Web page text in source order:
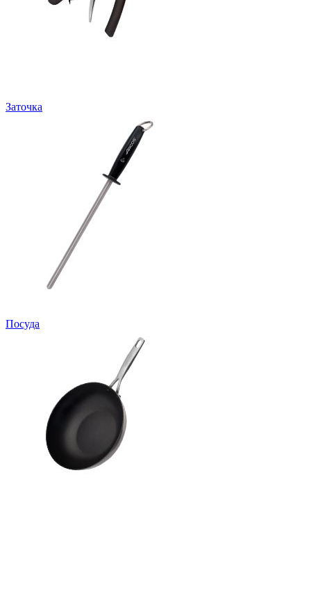
Заточка
Посуда